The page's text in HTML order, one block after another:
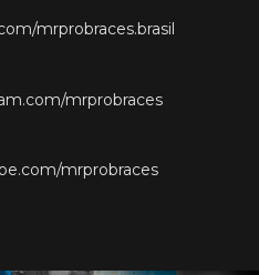
mrprobraces.brasil
mrprobraces
mrprobraces